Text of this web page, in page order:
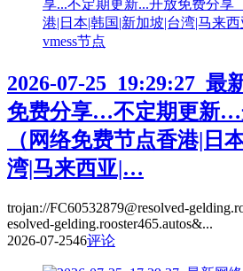
vmess节点
2026-07-25_19:29:27_最
免费分享…不定期更新…
（网络免费节点香港|日
湾|马来西亚|…
trojan://FC60532879@resolved-
esolved-gelding.rooster465.autos&...
2026-07-2546评论